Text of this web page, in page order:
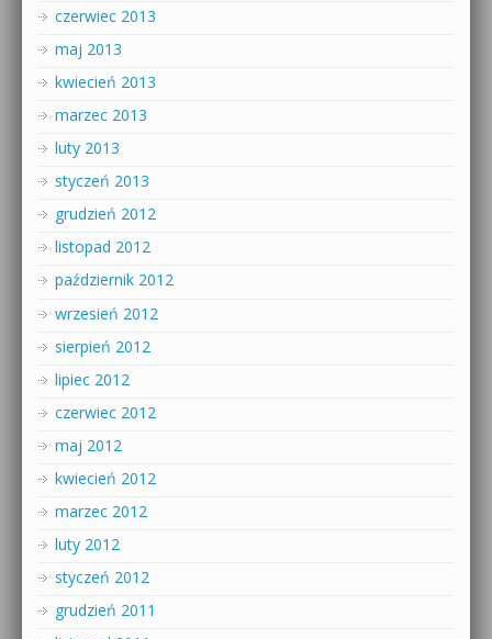
czerwiec 2013
maj 2013
kwiecień 2013
marzec 2013
luty 2013
styczeń 2013
grudzień 2012
listopad 2012
październik 2012
wrzesień 2012
sierpień 2012
lipiec 2012
czerwiec 2012
maj 2012
kwiecień 2012
marzec 2012
luty 2012
styczeń 2012
grudzień 2011